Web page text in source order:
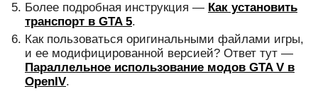
Более подробная инструкция — Как установить
транспорт в GTA 5.
Как пользоваться оригинальными файлами игры,
и ее модифицированной версией? Ответ тут —
Параллельное использование модов GTA V в
OpenIV.